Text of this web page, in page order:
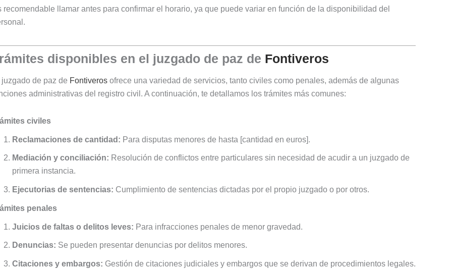
recomendable llamar antes para confirmar el horario, ya que puede variar en función de la disponibilidad del
disponibles en el juzgado de paz de Fontiveros
de paz de Fontiveros ofrece una variedad de servicios, tanto civiles como penales, además de algunas
administrativas del registro civil. A continuación, te detallamos los trámites más comunes:
civiles
Reclamaciones de cantidad: Para disputas menores de hasta [cantidad en euros].
Mediación y conciliación: Resolución de conflictos entre particulares sin necesidad de acudir a un juzgado de
primera instancia.
Ejecutorias de sentencias: Cumplimiento de sentencias dictadas por el propio juzgado o por otros.
penales
Juicios de faltas o delitos leves: Para infracciones penales de menor gravedad.
Denuncias: Se pueden presentar denuncias por delitos menores.
Citaciones y embargos: Gestión de citaciones judiciales y embargos que se derivan de procedimientos legales.